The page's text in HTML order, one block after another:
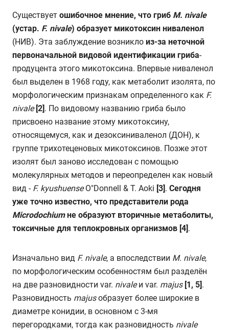
Существует ошибочное мнение, что гриб M. nivale
(устар. F. nivale) образует микотоксин ниваленол
(НИВ). Эта заблуждение возникло из-за неточной
первоначальной видовой идентификации гриба-
продуцента этого микотоксина. Впервые ниваленол
был выделен в 1968 году, как метаболит изолята, по
морфологическим признакам определенного как F.
nivale [2]. По видовому названию гриба было
присвоено название этому микотоксину,
относящемуся, как и дезоксиниваленол (ДОН), к
группе трихотеценовых микотоксинов. Позже этот
изолят был заново исследован с помощью
молекулярных методов и переопределен как новый
вид - F. kyushuense O"Donnell & T. Aoki [3]. Сегодня
уже точно известно, что представители рода
Microdochiumне образуют вторичные метаболиты,
токсичные для теплокровных организмов [4].
Изначально вид F. nivale, а впоследствии M. nivale,
по морфологическим особенностям был разделён
на две разновидности var. nivaleи var. majus [1, 5].
Разновидность majusобразует более широкие в
диаметре конидии, в основном с 3-мя
перегородками, тогда как разновидность nivale